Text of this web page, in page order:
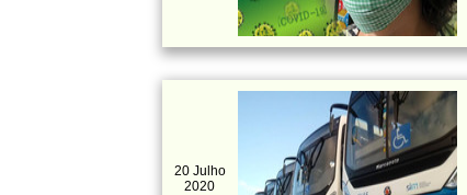
20 Julho
2020